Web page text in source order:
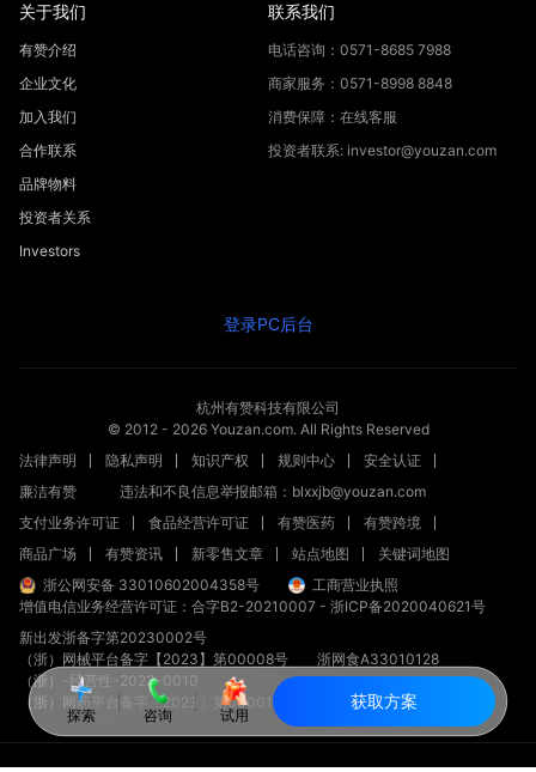
探索 咨询 试用
获取方案
关于我们
有赞介绍
企业文化
加入我们
合作联系
品牌物料
投资者关系
Investors
联系我们
电话咨询：0571-8685 7988
商家服务：0571-8998 8848
消费保障：在线客服
投资者联系: investor@youzan.com
登录PC后台
杭州有赞科技有限公司
© 2012 - 2026Youzan.com. All Rights Reserved
法律声明
隐私声明 知识产权 规则中心
安全认证
廉洁有赞
违法和不良信息举报邮箱：blxxjb@youzan.com
支付业务许可证
食品经营许可证 有赞医药
有赞跨境
商品广场
有赞资讯 新零售文章 站点地图
关键词地图
浙公网安备 33010602004358号
工商营业执照
增值电信业务经营许可证：合字B2-20210007 - 浙ICP备2020040621号
新出发浙备字第20230002号
（浙）网械平台备字【2023】第00008号
浙网食A33010128
（浙）-经营性-2023-0010
（浙）网药平台备字〔2023〕第000012-000号